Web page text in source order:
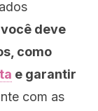
você deve
como
e garantir
com as